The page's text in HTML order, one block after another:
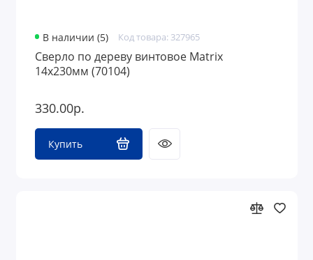
В наличии (5) Код товара: 327965
Сверло по дереву винтовое Matrix
14х230мм (70104)
330.00р.
Купить